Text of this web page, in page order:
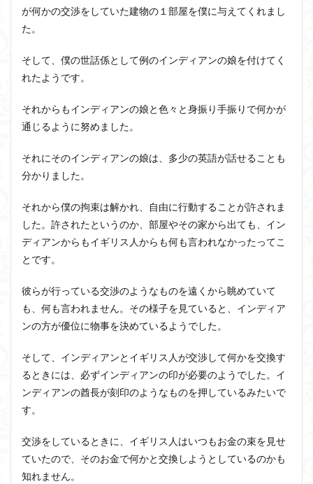
が何かの交渉をしていた建物の１部屋を僕に与えてくれまし
た。
そして、僕の世話係として例のインディアンの娘を付けてく
れたようです。
それからもインディアンの娘と色々と身振り手振りで何かが
通じるように努めました。
それにそのインディアンの娘は、多少の英語が話せることも
分かりました。
それから僕の拘束は解かれ、自由に行動することが許されま
した。許されたというのか、部屋やその家から出ても、イン
ディアンからもイギリス人からも何も言われなかったってこ
とです。
彼らが行っている交渉のようなものを遠くから眺めていて
も、何も言われません。その様子を見ていると、インディア
ンの方が優位に物事を決めているようでした。
そして、インディアンとイギリス人が交渉して何かを交換す
るときには、必ずインディアンの印が必要のようでした。イ
ンディアンの酋長が刻印のようなものを押しているみたいで
す。
交渉をしているときに、イギリス人はいつもお金の束を見せ
ていたので、そのお金で何かと交換しようとしているのかも
知れません。